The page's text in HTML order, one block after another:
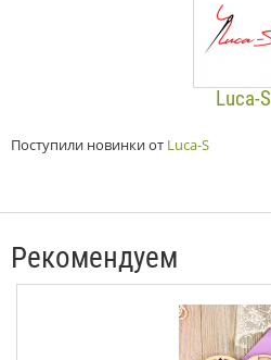
Luca-S
Поступили новинки от Luca-S
Рекомендуем